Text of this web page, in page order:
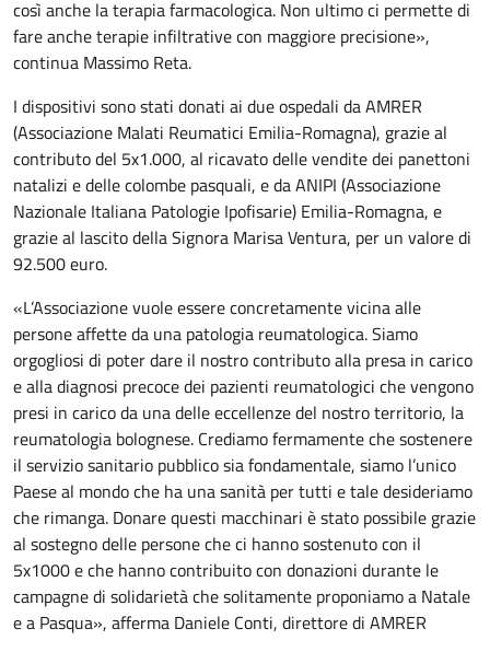
così anche la terapia farmacologica. Non ultimo ci permette di
fare anche terapie infiltrative con maggiore precisione»,
continua Massimo Reta.
I dispositivi sono stati donati ai due ospedali da AMRER
(Associazione Malati Reumatici Emilia-Romagna), grazie al
contributo del 5x1.000, al ricavato delle vendite dei panettoni
natalizi e delle colombe pasquali, e da ANIPI (Associazione
Nazionale Italiana Patologie Ipofisarie) Emilia-Romagna, e
grazie al lascito della Signora Marisa Ventura, per un valore di
92.500 euro.
«L’Associazione vuole essere concretamente vicina alle
persone affette da una patologia reumatologica. Siamo
orgogliosi di poter dare il nostro contributo alla presa in carico
e alla diagnosi precoce dei pazienti reumatologici che vengono
presi in carico da una delle eccellenze del nostro territorio, la
reumatologia bolognese. Crediamo fermamente che sostenere
il servizio sanitario pubblico sia fondamentale, siamo l’unico
Paese al mondo che ha una sanità per tutti e tale desideriamo
che rimanga. Donare questi macchinari è stato possibile grazie
al sostegno delle persone che ci hanno sostenuto con il
5x1000 e che hanno contribuito con donazioni durante le
campagne di solidarietà che solitamente proponiamo a Natale
e a Pasqua», afferma Daniele Conti, direttore di AMRER